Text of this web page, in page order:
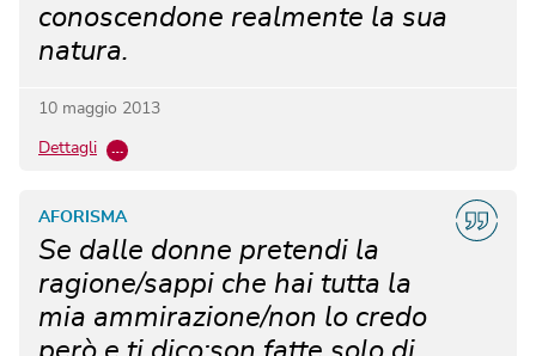
conoscendone realmente la sua
natura.
10 maggio 2013
Dettagli …
Se dalle donne pretendi la
ragione/sappi che hai tutta la
mia ammirazione/non lo credo
AFORISMA